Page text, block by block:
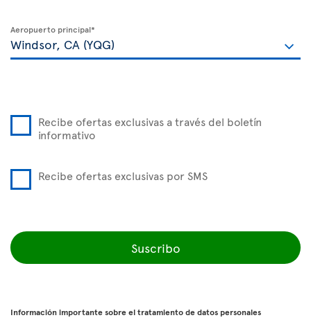
Aeropuerto principal*
Recibe ofertas exclusivas a través del boletín
informativo
Recibe ofertas exclusivas por SMS
Suscribo
Información importante sobre el tratamiento de datos personales